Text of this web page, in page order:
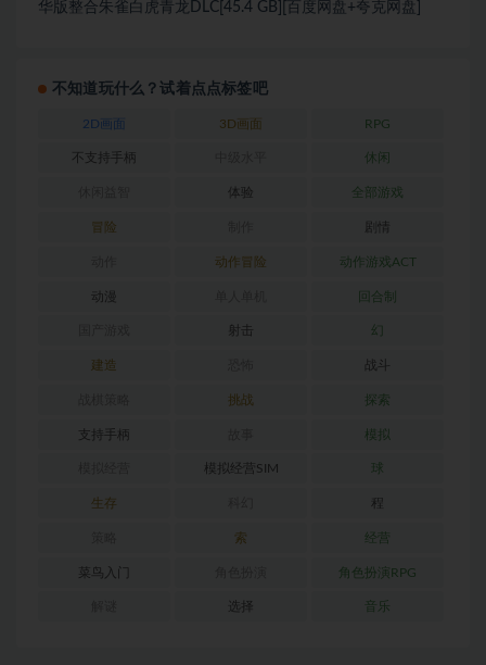
华版整合朱雀白虎青龙DLC[45.4 GB][百度网盘+夸克网盘]
不知道玩什么？试着点点标签吧
2D画面 3D画面 RPG
不支持手柄 休闲
体验 全部游戏
冒险 剧情
动作冒险 动作游戏ACT
动漫 回合制
射击 幻
建造 战斗
挑战 探索
支持手柄 模拟
模拟经营SIM 球
生存 程
索 经营
菜鸟入门 角色扮演RPG
选择 音乐